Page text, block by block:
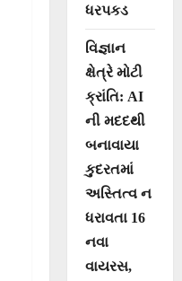
ધરપકડ
વિજ્ઞાન
ક્ષેત્રે મોટી
ક્રાંતિ: AI
ની મદદથી
બનાવાયા
કુદરતમાં
અસ્તિત્વ ન
ધરાવતા 16
નવા
વાયરસ,